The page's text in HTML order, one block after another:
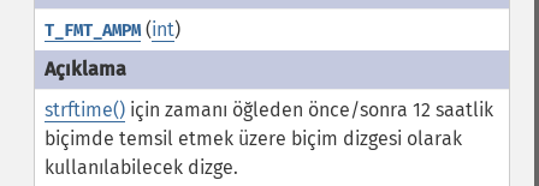
T_FMT_AMPM(int)
strftime()için zamanı öğleden önce/sonra 12 saatlik
biçimde temsil etmek üzere biçim dizgesi olarak
kullanılabilecek dizge.